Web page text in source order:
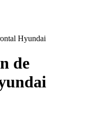
Hyundai
de